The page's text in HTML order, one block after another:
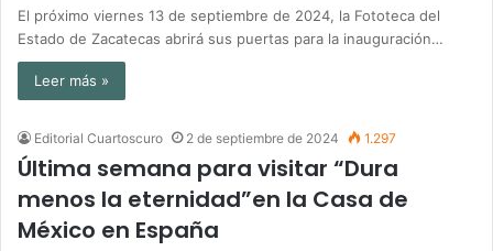
El próximo viernes 13 de septiembre de 2024, la Fototeca del
Estado de Zacatecas abrirá sus puertas para la inauguración…
Leer más »
Editorial Cuartoscuro 2 de septiembre de 2024 1.297
Última semana para visitar “Dura
menos la eternidad”en la Casa de
México en España